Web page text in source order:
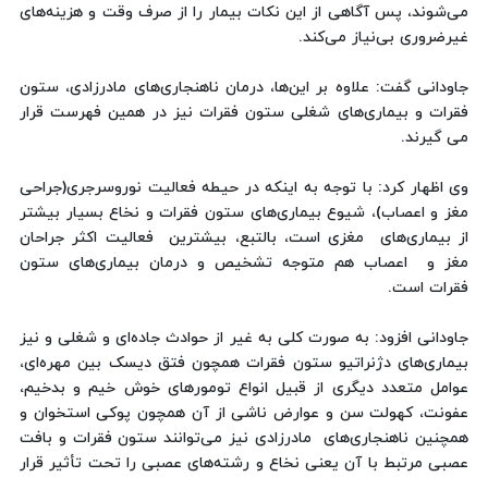
می‌شوند، پس آگاهی از این نکات بیمار را از صرف وقت و هزینه‌های
غیرضروری بی‌نیاز می‌کند.
جاودانی گفت: علاوه بر این‌ها، درمان ناهنجاری‌های مادرزادی، ستون
فقرات و بیماری‌های شغلی ستون فقرات نیز در همین فهرست قرار
می گیرند.
وی اظهار کرد: با توجه به اینکه در حیطه فعالیت نوروسرجری(جراحی
مغز و اعصاب)، شیوع بیماری‌های ستون فقرات و نخاع بسیار بیشتر
از بیماری‌های مغزی است، بالتبع، بیشترین فعالیت اکثر جراحان
مغز و اعصاب هم متوجه تشخیص و درمان بیماری‌های ستون
فقرات است.
جاودانی افزود: به صورت کلی به‌ غیر از حوادث جاده‌ای و شغلی و نیز
بیماری‌های دژنراتیو ستون فقرات همچون فتق دیسک بین مهره‌ای،
عوامل متعدد دیگری از قبیل انواع تومورهای خوش خیم و بدخیم،
عفونت، کهولت سن و عوارض ناشی از آن همچون پوکی استخوان و
همچنین ناهنجاری‌های مادرزادی نیز می‌توانند ستون فقرات و بافت
عصبی مرتبط با آن یعنی نخاع و رشته‌های عصبی را تحت تأثیر قرار